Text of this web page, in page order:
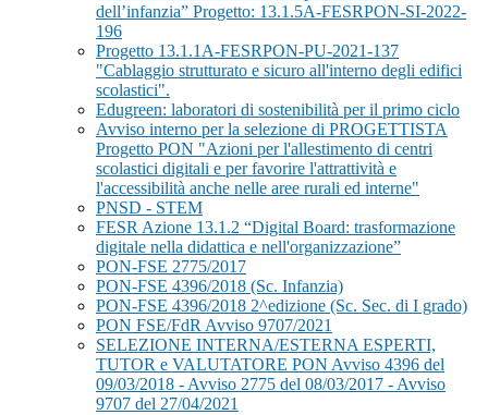
dell’infanzia” Progetto: 13.1.5A-FESRPON-SI-2022-
196
Progetto 13.1.1A-FESRPON-PU-2021-137
"Cablaggio strutturato e sicuro all'interno degli edifici
scolastici".
Edugreen: laboratori di sostenibilità per il primo ciclo
Avviso interno per la selezione di PROGETTISTA
Progetto PON "Azioni per l'allestimento di centri
scolastici digitali e per favorire l'attrattività e
l'accessibilità anche nelle aree rurali ed interne"
PNSD - STEM
FESR Azione 13.1.2 “Digital Board: trasformazione
digitale nella didattica e nell'organizzazione”
PON-FSE 2775/2017
PON-FSE 4396/2018 (Sc. Infanzia)
PON-FSE 4396/2018 2^edizione (Sc. Sec. di I grado)
PON FSE/FdR Avviso 9707/2021
SELEZIONE INTERNA/ESTERNA ESPERTI,
TUTOR e VALUTATORE PON Avviso 4396 del
09/03/2018 - Avviso 2775 del 08/03/2017 - Avviso
9707 del 27/04/2021